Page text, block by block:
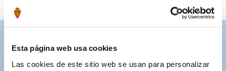
Esta página web usa cookies
Las cookies de este sitio web se usan para personalizar
ASISTENCIA PERSONALIZADA